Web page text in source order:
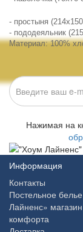
- простыня
- пододеяльник
Материал: 100%
Нажимая на
Информация
Контакты
Постельное
Лайненс»
комфорта